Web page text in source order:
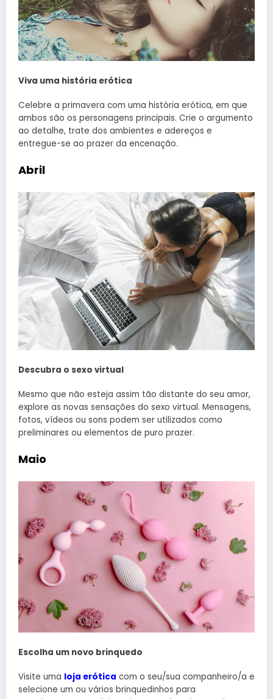
Viva uma história erótica
Celebre a primavera com uma história erótica, em que
ambos são os personagens principais. Crie o argumento
ao detalhe, trate dos ambientes e adereços e
entregue-se ao prazer da encenação.
Abril
Descubra o sexo virtual
Mesmo que não esteja assim tão distante do seu amor,
explore as novas sensações do sexo virtual. Mensagens,
fotos, vídeos ou sons podem ser utilizados como
preliminares ou elementos de puro prazer.
Maio
Escolha um novo brinquedo
Visite uma loja erótica com o seu/sua companheiro/a e
selecione um ou vários brinquedinhos para